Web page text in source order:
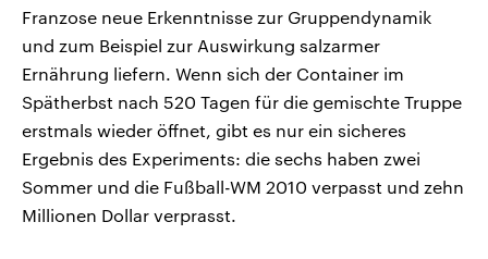
Franzose neue Erkenntnisse zur Gruppendynamik
und zum Beispiel zur Auswirkung salzarmer
Ernährung liefern. Wenn sich der Container im
Spätherbst nach 520 Tagen für die gemischte Truppe
erstmals wieder öffnet, gibt es nur ein sicheres
Ergebnis des Experiments: die sechs haben zwei
Sommer und die Fußball-WM 2010 verpasst und zehn
Millionen Dollar verprasst.